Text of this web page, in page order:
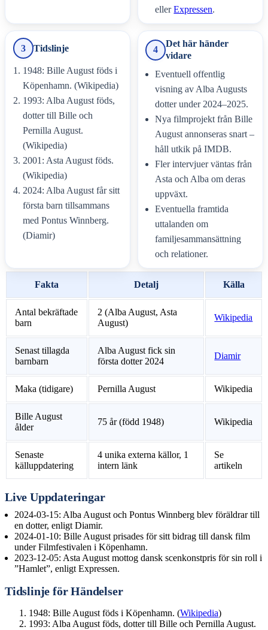
ellerExpressen.
3 Tidslinje
1948: Bille August föds i
Köpenhamn. (Wikipedia)
1993: Alba August föds,
dotter till Bille och
Pernilla August.
(Wikipedia)
2001: Asta August föds.
(Wikipedia)
2024: Alba August får sitt
första barn tillsammans
med Pontus Winnberg.
(Diamir)
4
Det här händer
vidare
Eventuell offentlig
visning av Alba Augusts
dotter under 2024–2025.
Nya filmprojekt från Bille
August annonseras snart –
håll utkik på IMDB.
Fler intervjuer väntas från
Asta och Alba om deras
uppväxt.
Eventuella framtida
uttalanden om
familjesammansättning
och relationer.
Fakta Detalj Källa
Antal bekräftade
barn
2 (Alba August, Asta
August)
Wikipedia
Senast tillagda
barnbarn
Alba August fick sin
första dotter 2024
Diamir
Maka (tidigare) Pernilla August Wikipedia
Bille August
ålder
75 år (född 1948) Wikipedia
Senaste
källuppdatering
4 unika externa källor, 1
intern länk
Se
artikeln
Live Uppdateringar
2024-03-15: Alba August och Pontus Winnberg blev föräldrar till
en dotter, enligt Diamir.
2024-01-10: Bille August prisades för sitt bidrag till dansk film
under Filmfestivalen i Köpenhamn.
2023-12-05: Asta August mottog dansk scenkonstpris för sin roll i
”Hamlet”, enligt Expressen.
Tidslinje för Händelser
1948: Bille August föds i Köpenhamn. (Wikipedia)
1993: Alba August föds, dotter till Bille och Pernilla August.